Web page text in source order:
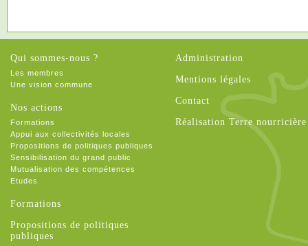
Qui sommes-nous ?
Les membres
Une vision commune
Nos actions
Formations
Appui aux collectivités locales
Propositions de politiques publiques
Sensibilisation du grand public
Mutualisation des compétences
Etudes
Formations
Propositions de politiques
publiques
Administration
Mentions légales
Contact
Réalisation Terre nourricière